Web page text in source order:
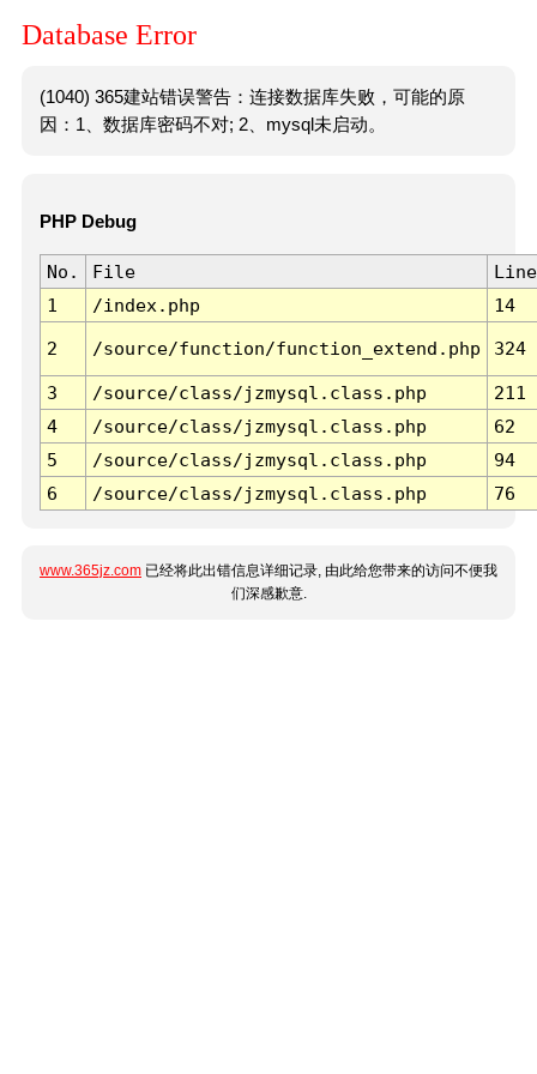
Database Error
(1040) 365建站错误警告：连接数据库失败，可能的原
因：1、数据库密码不对; 2、mysql未启动。
PHP Debug
No. File
Line
1
/index.php 14
2 /source/function/function_extend.php 324
3 /source/class/jzmysql.class.php
211
4
/source/class/jzmysql.class.php
62
5
/source/class/jzmysql.class.php
94
6
/source/class/jzmysql.class.php 76
www.365jz.com 已经将此出错信息详细记录, 由此给您带来的访问不便我
们深感歉意.